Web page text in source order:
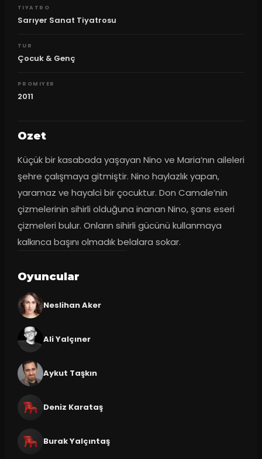
TIYATRO
Sarıyer Sanat Tiyatrosu
TUR
Çocuk & Genç
PROMIYER
2011
Ozet
Küçük bir kasabada yaşayan Nino ve Maria’nın aileleri
şehre çalışmaya gitmiştir. Nino haylazlık yapan,
yaramaz ve hayalci bir çocuktur. Don Camale’nin
çizmelerinin sihirli olduğuna inanan Nino, şans eseri
çizmeleri bulur. Onların sihirli gücünü kullanmaya
kalkınca başını olmadık belalara sokar.
Oyuncular
Neslihan Aker
Ali Yalçıner
Aykut Taşkın
Deniz Karataş
Burak Yalçıntaş